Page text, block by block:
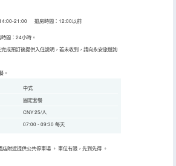
14:00-21:00 退房時間：12:00以前
間：24小時。
成預訂後提供入住說明，若未收到，請向永安旅遊詢
。
中式
固定套餐
CNY 25/人
07:00 - 09:30 每天
店附近提供公共停車場 。 車位有限，先到先得 。